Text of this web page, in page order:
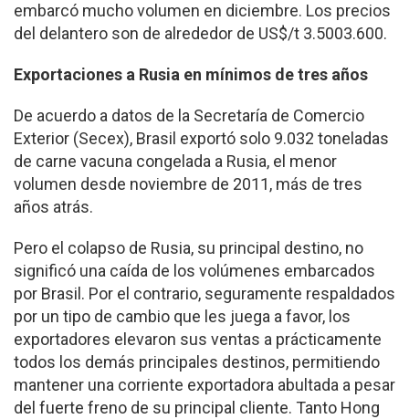
embarcó mucho volumen en diciembre. Los precios
del delantero son de alrededor de US$/t 3.500­3.600.
Exportaciones a Rusia en mínimos de tres años
De acuerdo a datos de la Secretaría de Comercio
Exterior (Secex), Brasil exportó solo 9.032 toneladas
de carne vacuna congelada a Rusia, el menor
volumen desde noviembre de 2011, más de tres
años atrás.
Pero el colapso de Rusia, su principal destino, no
significó una caída de los volúmenes embarcados
por Brasil. Por el contrario, seguramente respaldados
por un tipo de cambio que les juega a favor, los
exportadores elevaron sus ventas a prácticamente
todos los demás principales destinos, permitiendo
mantener una corriente exportadora abultada a pesar
del fuerte freno de su principal cliente. Tanto Hong